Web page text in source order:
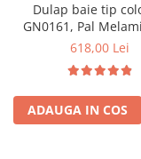
Seturi mobilier hol
Stender haine
Suport pentru
Cuiere
Mobilier gradinita
Dulap baie tip
GN0161, Pal
rafturi, cos rufe,
618,00 Lei
ADAUGA IN COS